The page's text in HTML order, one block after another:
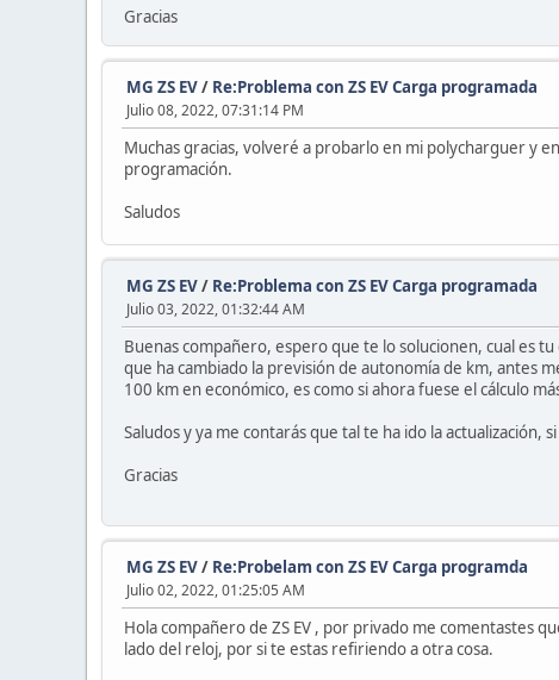
Gracias
MG ZS EV/ Re:Problema con ZS EV Carga programada
Julio 08, 2022, 07:31:14 PM
Muchas gracias, volveré a probarlo en mi polycharguer y
programación.
Saludos
MG ZS EV/ Re:Problema con ZS EV Carga programada
Julio 03, 2022, 01:32:44 AM
Buenas compañero, espero que te lo solucionen, cual es
que ha cambiado la previsión de autonomía de km, antes
100 km en económico, es como si ahora fuese el cálculo
Saludos y ya me contarás que tal te ha ido la actualización,
Gracias
MG ZS EV/ Re:Probelam con ZS EV Carga programda
Julio 02, 2022, 01:25:05 AM
Hola compañero de ZS EV , por privado me comentastes
lado del reloj, por si te estas refiriendo a otra cosa.